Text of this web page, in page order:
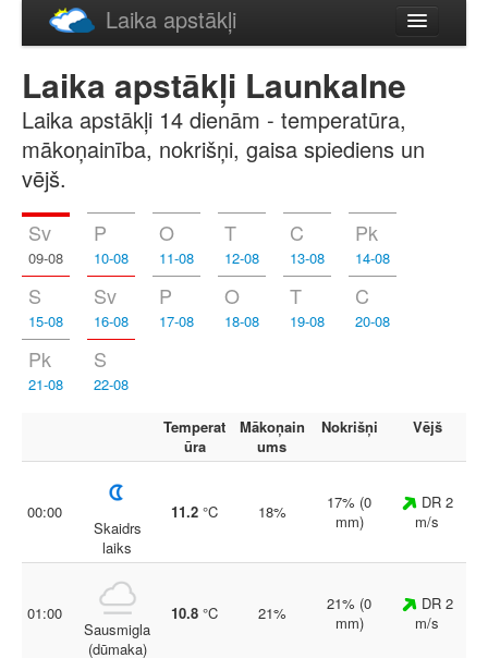
Laika apstākļi
English
Laika apstākļi Launkalne
Laika apstākļi 14 dienām - temperatūra,
mākoņainība, nokrišņi, gaisa spiediens un
vējš.
Sv
09-08
P
10-08
O
11-08
T
12-08
C
13-08
Pk
14-08
S
15-08
Sv
16-08
P
17-08
O
18-08
T
19-08
C
20-08
Pk
21-08
S
22-08
Temperat
ūra
Mākoņain
ums
Nokrišņi Vējš
00:00
Skaidrs
laiks
11.2 °C 18%
17% (0
mm)
DR 2
m/s
01:00
Sausmigla
(dūmaka)
10.8 °C 21%
21% (0
mm)
DR 2
m/s